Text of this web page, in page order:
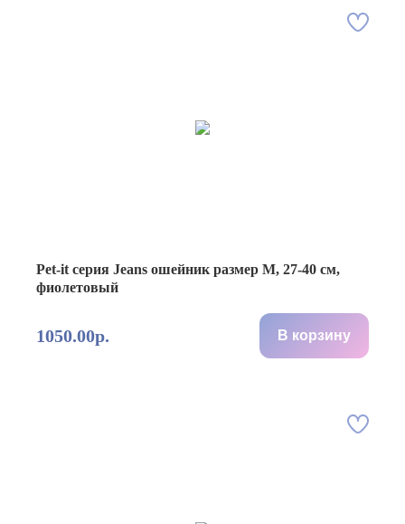
Pet-it серия Jeans ошейник размер M, 27-40 см,
фиолетовый
1050.00р. В корзину